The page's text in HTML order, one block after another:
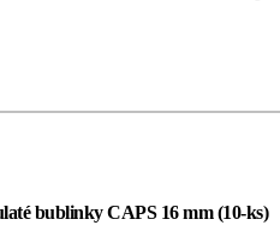
bublinky CAPS 16 mm (10-ks)